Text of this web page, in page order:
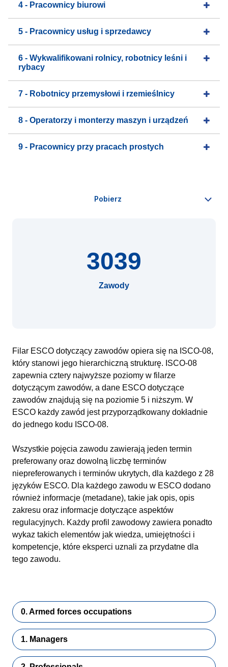
4 - Pracownicy biurowi
5 - Pracownicy usług i sprzedawcy
6 - Wykwalifikowani rolnicy, robotnicy leśni i
rybacy
7 - Robotnicy przemysłowi i rzemieślnicy
8 - Operatorzy i monterzy maszyn i urządzeń
9 - Pracownicy przy pracach prostych
3039
Zawody
Filar ESCO dotyczący zawodów opiera się na ISCO-08,
który stanowi jego hierarchiczną strukturę. ISCO-08
zapewnia cztery najwyższe poziomy w filarze
dotyczącym zawodów, a dane ESCO dotyczące
zawodów znajdują się na poziomie 5 i niższym. W
ESCO każdy zawód jest przyporządkowany dokładnie
do jednego kodu ISCO-08.
Wszystkie pojęcia zawodu zawierają jeden termin
preferowany oraz dowolną liczbę terminów
niepreferowanych i terminów ukrytych, dla każdego z 28
języków ESCO. Dla każdego zawodu w ESCO dodano
również informacje (metadane), takie jak opis, opis
zakresu oraz informacje dotyczące aspektów
regulacyjnych. Każdy profil zawodowy zawiera ponadto
wykaz takich elementów jak wiedza, umiejętności i
kompetencje, które eksperci uznali za przydatne dla
tego zawodu.
0. Armed forces occupations
1. Managers